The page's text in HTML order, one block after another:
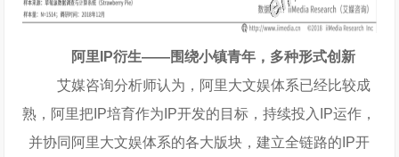
阿里IP衍生——围绕小镇青年，多种形式创新
艾媒咨询分析师认为，阿里大文娱体系已经比较成
熟，阿里把IP培育作为IP开发的目标，持续投入IP运作，
并协同阿里大文娱体系的各大版块，建立全链路的IP开